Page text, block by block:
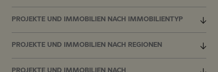
PROJEKTE UND IMMOBILIEN NACH IMMOBILIENTYP
PROJEKTE UND IMMOBILIEN NACH REGIONEN